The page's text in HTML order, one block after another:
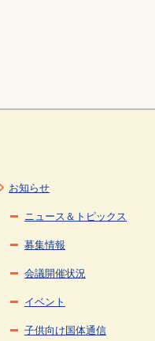
お知らせ
ニュース＆トピックス
募集情報
会議開催状況
イベント
子供向け国体通信